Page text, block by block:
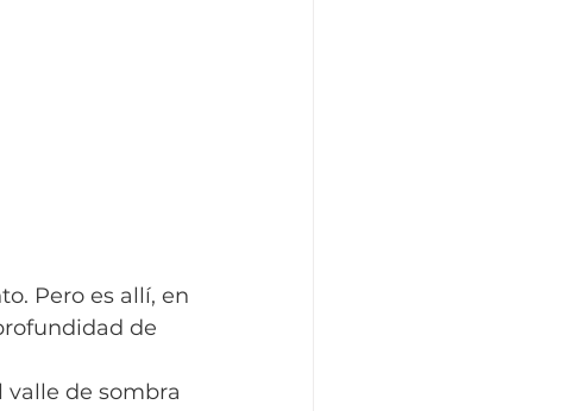
Pero es allí, en
de
valle de sombra